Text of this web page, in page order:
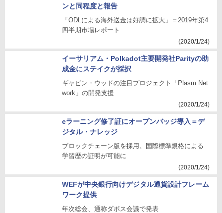
ンと同程度と報告
「ODLによる海外送金は好調に拡大」＝2019年第4
四半期市場レポート
(2020/1/24)
イーサリアム・Polkadot主要開発社Parityの助
成金にステイクが採択
ギャビン・ウッドの注目プロジェクト「Plasm Net
work」の開発支援
(2020/1/24)
eラーニング修了証にオープンバッジ導入＝デ
ジタル・ナレッジ
ブロックチェーン版を採用。国際標準規格による
学習歴の証明が可能に
(2020/1/24)
WEFが中央銀行向けデジタル通貨設計フレーム
ワーク提供
年次総会、通称ダボス会議で発表